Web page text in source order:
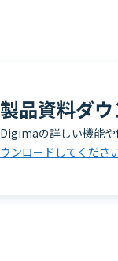
製品資料ダ
Digimaの詳しい機能や
ウンロードしてください